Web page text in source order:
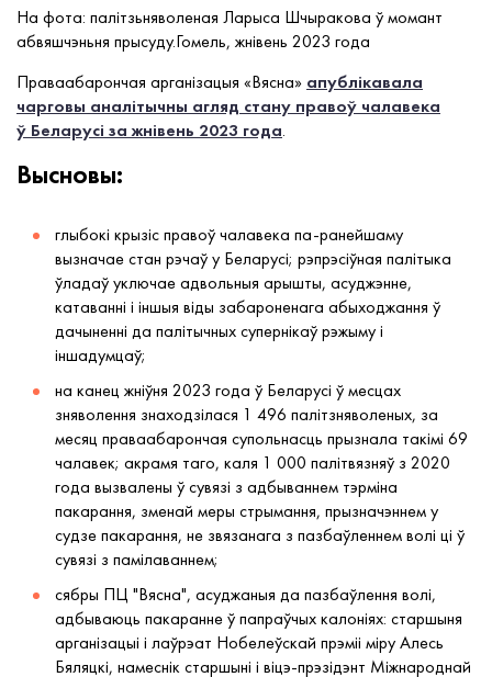
На фота: палітзьняволеная Ларыса Шчыракова ў момант
абвяшчэньня прысуду.Гомель, жнівень 2023 года
Праваабарончая арганізацыя «Вясна» апублікавала
чарговы аналітычны агляд стану правоў чалавека
ў Беларусі за жнівень 2023 года.
Высновы:
глыбокі крызіс правоў чалавека па-ранейшаму
вызначае стан рэчаў у Беларусі; рэпрэсіўная палітыка
ўладаў уключае адвольныя арышты, асуджэнне,
катаванні і іншыя віды забароненага абыходжання ў
дачыненні да палітычных супернікаў рэжыму і
іншадумцаў;
на канец жніўня 2023 года ў Беларусі ў месцах
зняволення знаходзілася 1 496 палітзняволеных, за
месяц праваабарончая супольнасць прызнала такімі 69
чалавек; акрамя таго, каля 1 000 палітвязняў з 2020
года вызвалены ў сувязі з адбываннем тэрміна
пакарання, зменай меры стрымання, прызначэннем у
судзе пакарання, не звязанага з пазбаўленнем волі ці ў
сувязі з памілаваннем;
сябры ПЦ "Вясна", асуджаныя да пазбаўлення волі,
адбываюць пакаранне ў папраўчых калоніях: старшыня
арганізацыі і лаўрэат Нобелеўскай прэміі міру Алесь
Бяляцкі, намеснік старшыні і віцэ-прэзідэнт Міжнароднай